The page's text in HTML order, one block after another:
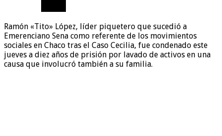
Ramón «Tito» López, líder piquetero que sucedió a
Emerenciano Sena como referente de los movimientos
sociales en Chaco tras el Caso Cecilia, fue condenado este
jueves a diez años de prisión por lavado de activos en una
causa que involucró también a su familia.